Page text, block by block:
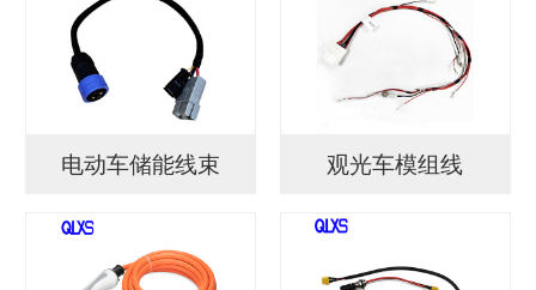
电动车储能线束 观光车模组线